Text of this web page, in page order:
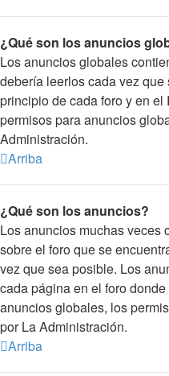
¿Qué son los anuncios
Los anuncios globales
debería leerlos cada vez
principio de cada foro y en
permisos para anuncios
Administración.
Arriba
¿Qué son los anuncios?
Los anuncios muchas veces
sobre el foro que se
vez que sea posible. Los
cada página en el foro
anuncios globales, los
por La Administración.
Arriba